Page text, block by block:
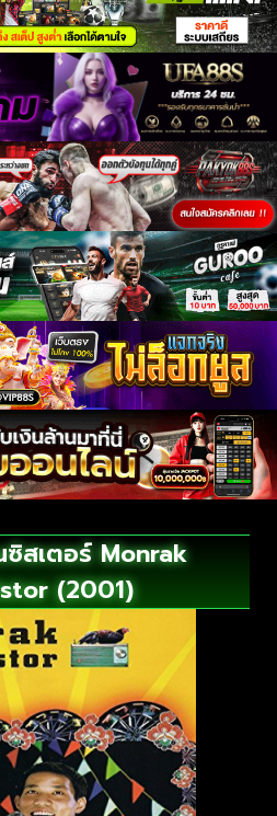
สเตอร์ Monrak
(2001)